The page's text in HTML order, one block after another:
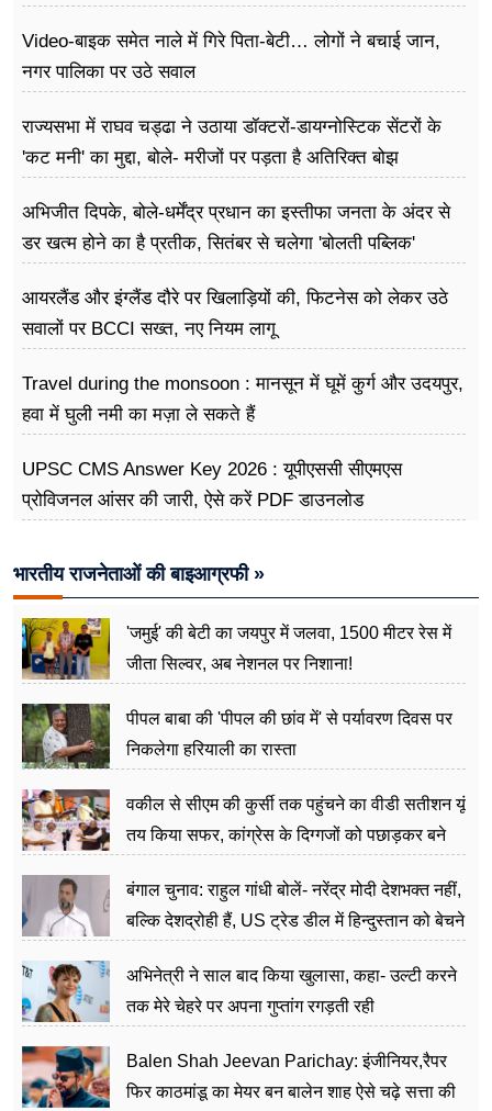
Video-बाइक समेत नाले में गिरे पिता-बेटी… लोगों ने बचाई जान,
नगर पालिका पर उठे सवाल
राज्यसभा में राघव चड्ढा ने उठाया डॉक्टरों-डायग्नोस्टिक सेंटरों के
'कट मनी' का मुद्दा, बोले- मरीजों पर पड़ता है अ​तिरिक्त बोझ
अभिजीत दिपके, बोले-धर्मेंद्र प्रधान का इस्तीफा जनता के अंदर से
डर खत्म होने का है प्रतीक, सितंबर से चलेगा 'बोलती पब्लिक'
आयरलैंड और इंग्लैंड दौरे पर खिलाड़ियों की, फिटनेस को लेकर उठे
सवालों पर BCCI सख्त, नए नियम लागू
Travel during the monsoon : मानसून में घूमें कुर्ग और उदयपुर,
हवा में घुली नमी का मज़ा ले सकते हैं
UPSC CMS Answer Key 2026 : यूपीएससी सीएमएस
प्रोविजनल आंसर की जारी, ऐसे करें PDF डाउनलोड
भारतीय राजनेताओं की बाइआग्रफी »
'जमुई' की बेटी का जयपुर में जलवा, 1500 मीटर रेस में
जीता सिल्वर, अब नेशनल पर निशाना!
पीपल बाबा की 'पीपल की छांव में' से पर्यावरण दिवस पर
निकलेगा हरियाली का रास्ता
वकील से सीएम की कुर्सी तक पहुंचने का वीडी सतीशन यूं
तय किया सफर, कांग्रेस के दिग्गजों को पछाड़कर बने
बंगाल चुनाव: राहुल गांधी बोलें- नरेंद्र मोदी देशभक्त नहीं,
बल्कि देशद्रोही हैं, US ट्रेड डील में हिन्दुस्तान को बेचने
अभिनेत्री ने साल बाद किया खुलासा, कहा- उल्टी करने
तक मेरे चेहरे पर अपना गुप्तांग रगड़ती रही
Balen Shah Jeevan Parichay: इंजीनियर,रैपर
फिर काठमांडू का मेयर बन बालेन शाह ऐसे चढ़े सत्ता की